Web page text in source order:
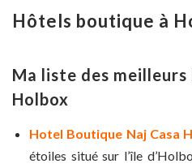
Hôtels boutique à
Ma liste des
Holbox
Hotel Boutique Naj Casa
étoiles situé sur l’île